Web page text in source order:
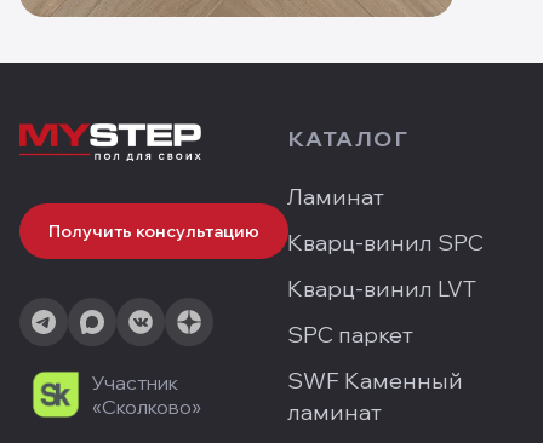
Получить консультацию
Участник
«Сколково»
КАТАЛОГ
Ламинат
Кварц-винил SPC
Кварц-винил LVT
SPC паркет
SWF Каменный
ламинат